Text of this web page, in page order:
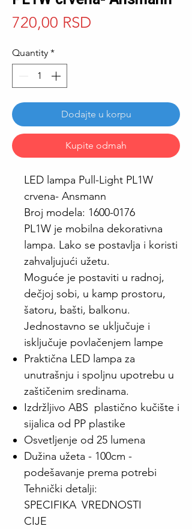
720,00 RSD
Quantity *
Dodajte u korpu
Kupite odmah
LED lampa Pull-Light PL1W
crvena- Ansmann
Broj modela: 1600-0176
PL1W je mobilna dekorativna
lampa. Lako se postavlja i koristi
zahvaljujući užetu.
Moguće je postaviti u radnoj,
dečjoj sobi, u kamp prostoru,
šatoru, bašti, balkonu.
Jednostavno se uključuje i
isključuje povlačenjem lampe
Praktična LED lampa za
unutrašnju i spoljnu upotrebu u
zaštičenim sredinama.
Izdržljivo ABS plastično kučište i
sijalica od PP plastike
Osvetljenje od 25 lumena
Dužina užeta - 100cm -
podešavanje prema potrebi
Tehnički detalji:
SPECIFIKA
CIJE
VREDNOSTI